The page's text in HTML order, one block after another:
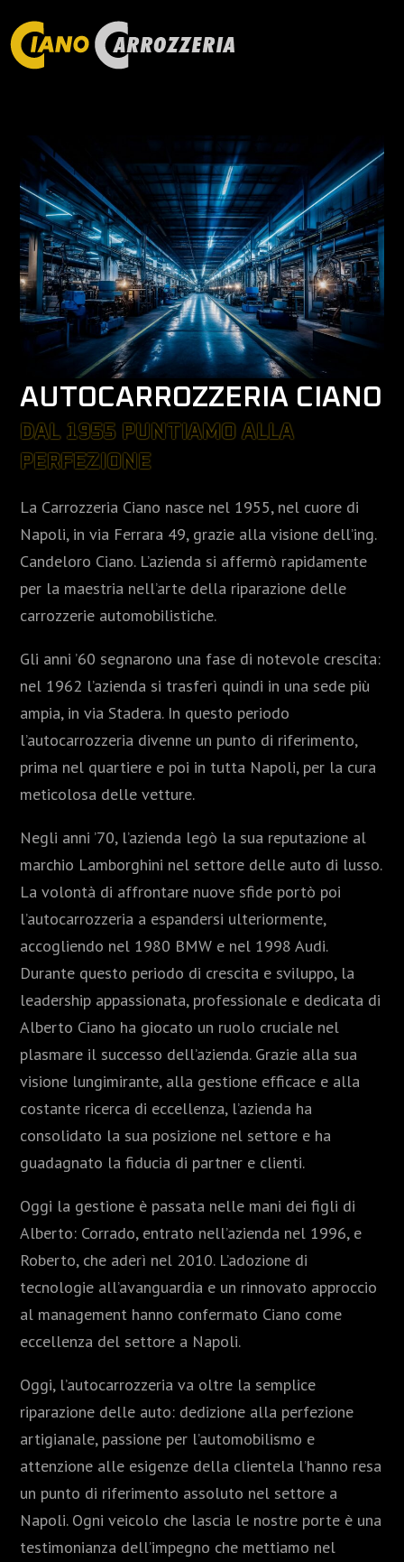
AUTOCARROZZERIA CIANO
DAL 1955 PUNTIAMO ALLA
PERFEZIONE
La Carrozzeria Ciano nasce nel 1955, nel cuore di
Napoli, in via Ferrara 49, grazie alla visione dell’ing.
Candeloro Ciano. L’azienda si affermò rapidamente
per la maestria nell’arte della riparazione delle
carrozzerie automobilistiche.
Gli anni ’60 segnarono una fase di notevole crescita:
nel 1962 l’azienda si trasferì quindi in una sede più
ampia, in via Stadera. In questo periodo
l’autocarrozzeria divenne un punto di riferimento,
prima nel quartiere e poi in tutta Napoli, per la cura
meticolosa delle vetture.
Negli anni ’70, l’azienda legò la sua reputazione al
marchio Lamborghini nel settore delle auto di lusso.
La volontà di affrontare nuove sfide portò poi
l’autocarrozzeria a espandersi ulteriormente,
accogliendo nel 1980 BMW e nel 1998 Audi.
Durante questo periodo di crescita e sviluppo, la
leadership appassionata, professionale e dedicata di
Alberto Ciano ha giocato un ruolo cruciale nel
plasmare il successo dell’azienda. Grazie alla sua
visione lungimirante, alla gestione efficace e alla
costante ricerca di eccellenza, l’azienda ha
consolidato la sua posizione nel settore e ha
guadagnato la fiducia di partner e clienti.
Oggi la gestione è passata nelle mani dei figli di
Alberto: Corrado, entrato nell’azienda nel 1996, e
Roberto, che aderì nel 2010. L’adozione di
tecnologie all’avanguardia e un rinnovato approccio
al management hanno confermato Ciano come
eccellenza del settore a Napoli.
Oggi, l’autocarrozzeria va oltre la semplice
riparazione delle auto: dedizione alla perfezione
artigianale, passione per l’automobilismo e
attenzione alle esigenze della clientela l’hanno resa
un punto di riferimento assoluto nel settore a
Napoli. Ogni veicolo che lascia le nostre porte è una
testimonianza dell’impegno che mettiamo nel